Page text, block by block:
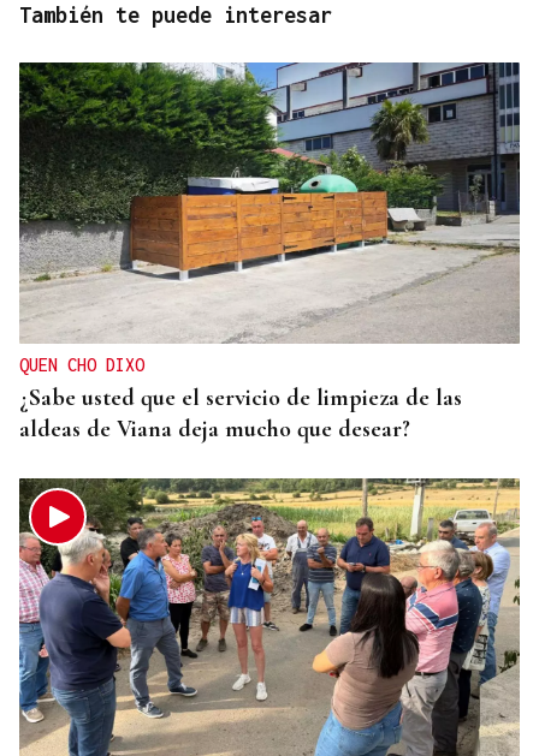
También te puede interesar
QUEN CHO DIXO
¿Sabe usted que el servicio de limpieza de las
aldeas de Viana deja mucho que desear?